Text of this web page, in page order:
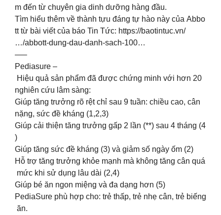
m đến từ chuyên gia dinh dưỡng hàng đầu.​
Tìm hiểu thêm về thành tựu đáng tự hào này của Abbo
tt từ bài viết của báo Tin Tức: https://baotintuc.vn/
…/abbott-dung-dau-danh-sach-100…
—–​
Pediasure –
Hiệu quả sản phẩm đã được chứng minh với hơn 20
nghiên cứu lâm sàng:
Giúp tăng trưởng rõ rệt chỉ sau 9 tuần: chiều cao, cân
nặng, sức đề kháng (1,2,3) ​
Giúp cải thiện tăng trưởng gấp 2 lần (**) sau 4 tháng (4
) ​
Giúp tăng sức đề kháng (3) và giảm số ngày ốm (2) ​
Hỗ trợ tăng trưởng khỏe mạnh mà không tăng cân quá
mức khi sử dụng lâu dài (2,4)
Giúp bé ăn ngon miệng và đa dạng hơn (5)​
PediaSure phù hợp cho: trẻ thấp, trẻ nhẹ cân, trẻ biếng
ăn.​